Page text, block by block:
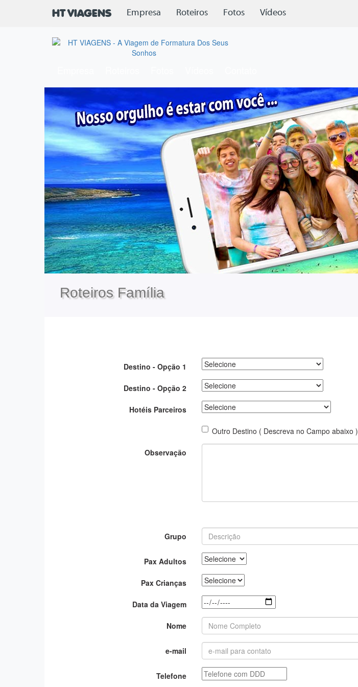
HT VIAGENS Empresa Roteiros Fotos Vídeos
Roteiros Família
Destino - Opção 1
Destino - Opção 2
Hotéis Parceiros
Outro Destino ( Descreva no Campo abaixo )
Observação
Grupo
Pax Adultos
Pax Crianças
Data da Viagem
Nome
e-mail
Telefone